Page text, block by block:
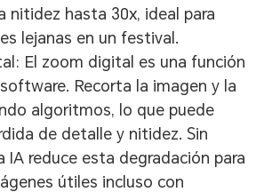
nitidez hasta 30x, ideal para
lejanas en un festival.
El zoom digital es una función
Recorta la imagen y la
algoritmos, lo que puede
de detalle y nitidez. Sin
IA reduce esta degradación para
útiles incluso con